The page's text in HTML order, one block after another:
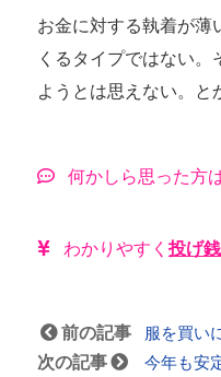
お金に対する執着が薄
くるタイプではない
ようとは思えない。と
何かしら思った方
わかりやすく 投げ銭
前の記事 服を買い
次の記事 今年も安